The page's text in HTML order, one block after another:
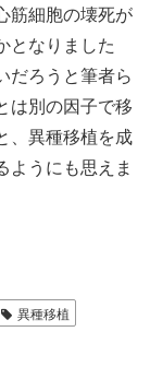
筋細胞の壊死が
となりました
だろうと筆者ら
は別の因子で移
、異種移植を成
ようにも思えま
異種移植